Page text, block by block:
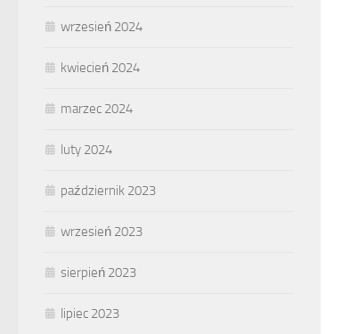
wrzesień 2024
kwiecień 2024
marzec 2024
luty 2024
październik 2023
wrzesień 2023
sierpień 2023
lipiec 2023